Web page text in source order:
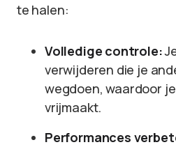
te halen:
Volledige controle:
verwijderen die je
wegdoen, waardoor
vrijmaakt.
Performances